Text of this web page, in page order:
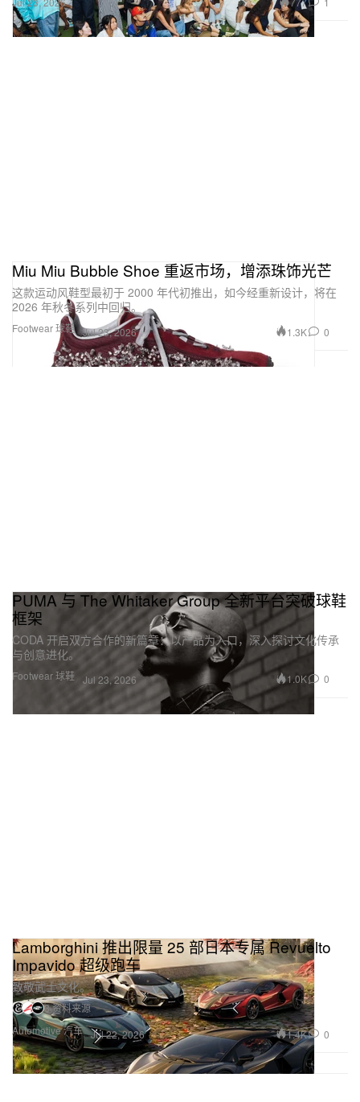
Footwear 球鞋
Miu Miu Bubble Shoe 重返市场，增添珠饰光芒
这款运动风鞋型最初于 2000 年代初推出，如今经重新设计，将在
2026 年秋冬系列中回归。
Jul 23, 2026 1.3K 0
Footwear 球鞋
PUMA 与 The Whitaker Group 全新平台突破球鞋
框架
CODA 开启双方合作的新篇章：以产品为入口，深入探讨文化传承
与创意进化。
Jul 23, 2026 1.0K 0
Automotive 汽车
Lamborghini 推出限量 25 部日本专属 Revuelto
Impavido 超级跑车
致敬武士文化。
3 资料来源
Jul 22, 2026
1.4K 0